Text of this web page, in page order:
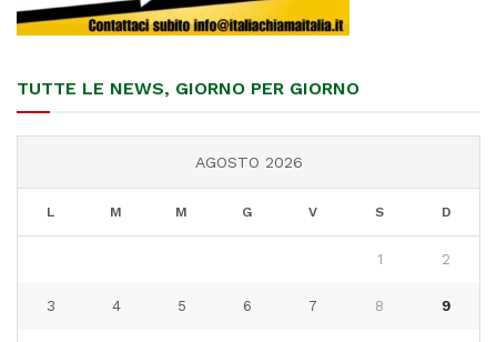
TUTTE LE NEWS, GIORNO PER GIORNO
AGOSTO 2026
L M M G V S D
1 2
3 4 5 6 7 8 9